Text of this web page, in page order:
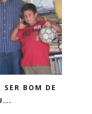
BOM DE